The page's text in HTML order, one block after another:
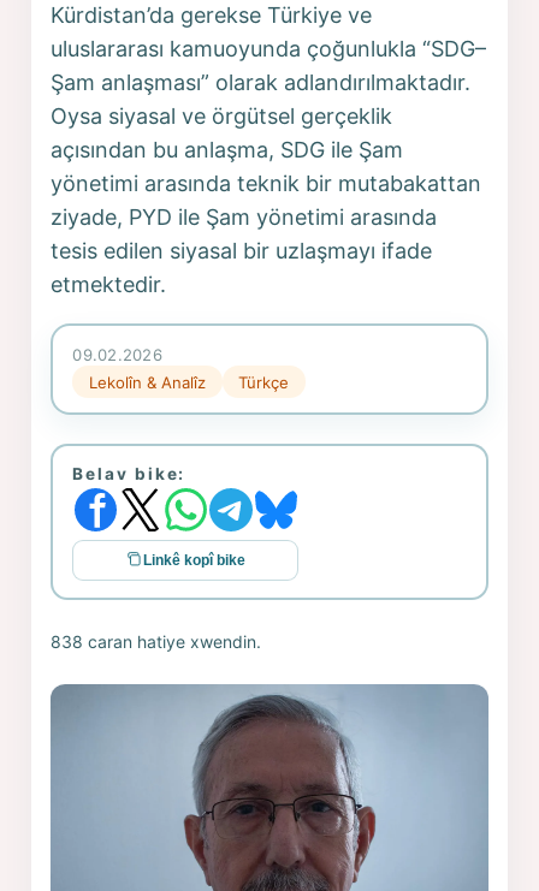
Kürdistan’da gerekse Türkiye ve
uluslararası kamuoyunda çoğunlukla “SDG–
Şam anlaşması” olarak adlandırılmaktadır.
Oysa siyasal ve örgütsel gerçeklik
açısından bu anlaşma, SDG ile Şam
yönetimi arasında teknik bir mutabakattan
ziyade, PYD ile Şam yönetimi arasında
tesis edilen siyasal bir uzlaşmayı ifade
etmektedir.
09.02.2026
Lekolîn & Analîz
Türkçe
Belav bike:
Linkê kopî bike
838 caran hatiye xwendin.